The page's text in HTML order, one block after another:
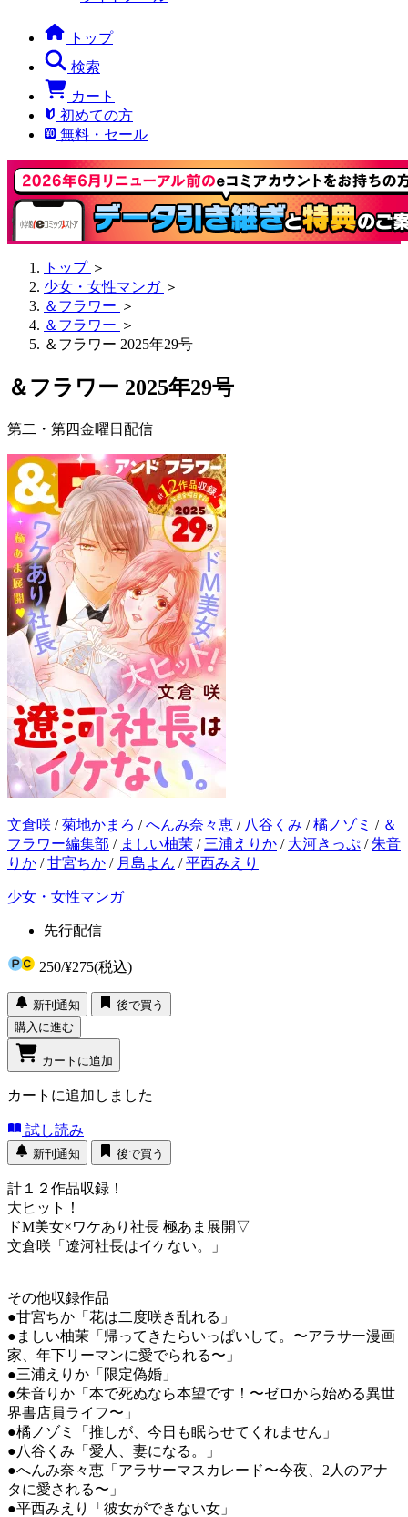
トップ
検索
カート
初めての方
無料・セール
トップ ＞
少女・女性マンガ ＞
＆フラワー ＞
＆フラワー ＞
＆フラワー 2025年29号
＆フラワー 2025年29号
第二・第四金曜日配信
文倉咲 /菊地かまろ /へんみ奈々恵 / 八谷くみ /橘ノゾミ / ＆
フラワー編集部 / ましい柚茉 / 三浦えりか / 大河きっぷ /朱音
りか /甘宮ちか / 月島よん /平西みえり
少女・女性マンガ
先行配信
250/¥275(税込)
新刊通知
後で買う
購入に進む
カートに追加
カートに追加しました
試し読み
新刊通知 後で買う
計１２作品収録！
大ヒット！
ドM美女×ワケあり社長 極あま展開▽
文倉咲「遼河社長はイケない。」
その他収録作品
●甘宮ちか「花は二度咲き乱れる」
●ましい柚茉「帰ってきたらいっぱいして。〜アラサー漫画
家、年下リーマンに愛でられる〜」
●三浦えりか「限定偽婚」
●朱音りか「本で死ぬなら本望です！〜ゼロから始める異世
界書店員ライフ〜」
●橘ノゾミ「推しが、今日も眠らせてくれません」
●八谷くみ「愛人、妻になる。」
●へんみ奈々恵「アラサーマスカレード〜今夜、2人のアナ
タに愛される〜」
●平西みえり「彼女ができない女」